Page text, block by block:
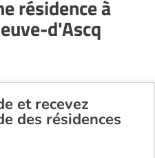
résidence à
d'Ascq
et recevez
des résidences